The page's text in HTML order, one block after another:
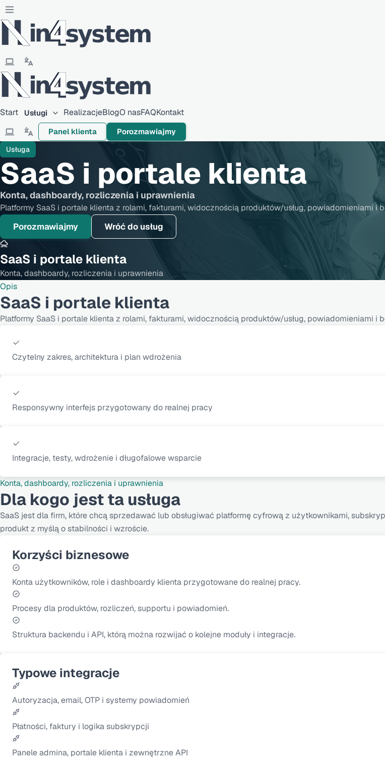
Start Usługi RealizacjeBlogO nasFAQKontakt
Panel klienta Porozmawiajmy
Usługa
SaaS i portale klienta
Konta, dashboardy, rozliczenia i uprawnienia
Platformy SaaS i portale klienta z rolami, fakturami, widocznością produktów/usług, powiadomieniami i
Porozmawiajmy Wróć do usług
SaaS i portale klienta
Konta, dashboardy, rozliczenia i uprawnienia
Opis
SaaS i portale klienta
Platformy SaaS i portale klienta z rolami, fakturami, widocznością produktów/usług, powiadomieniami i
Czytelny zakres, architektura i plan wdrożenia
Responsywny interfejs przygotowany do realnej pracy
Integracje, testy, wdrożenie i długofalowe wsparcie
Konta, dashboardy, rozliczenia i uprawnienia
Dla kogo jest ta usługa
SaaS jest dla firm, które chcą sprzedawać lub obsługiwać platformę cyfrową z użytkownikami,
produkt z myślą o stabilności i wzroście.
Korzyści biznesowe
Konta użytkowników, role i dashboardy klienta przygotowane do realnej pracy.
Procesy dla produktów, rozliczeń, supportu i powiadomień.
Struktura backendu i API, którą można rozwijać o kolejne moduły i integracje.
Typowe integracje
Autoryzacja, email, OTP i systemy powiadomień
Płatności, faktury i logika subskrypcji
Panele admina, portale klienta i zewnętrzne API